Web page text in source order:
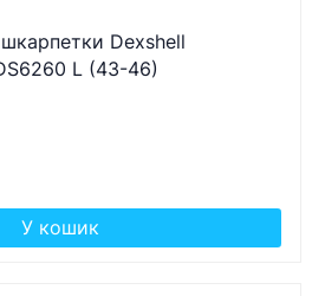
Dexshell
L (43-46)
У кошик